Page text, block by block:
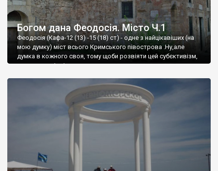
Богом дана Феодосія. Місто Ч.1
Феодосія (Кафа-12 (13) -15 (18) ст) - одне з найцікавіших (на
мою думку) міст всього Кримського півострова .Ну,але
думка в кожного своя, тому щоби розвіяти цей субєктивізм,
запрошую відвідати це